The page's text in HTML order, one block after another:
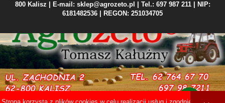
800 Kalisz | E-mail: sklep@agrozeto.pl | Tel.: 697 987 211 | NIP:
6181482536 | REGON: 251034705